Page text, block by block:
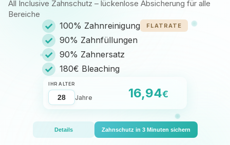
All Inclusive Zahnschutz – lückenlose Absicherung für alle
Bereiche
✓ 100% Zahnreinigung FLATRATE
✓ 90% Zahnfüllungen
✓ 90% Zahnersatz
✓ 180€ Bleaching
IHR ALTER
Jahre 16,94€
Details Zahnschutz in 3 Minuten sichern